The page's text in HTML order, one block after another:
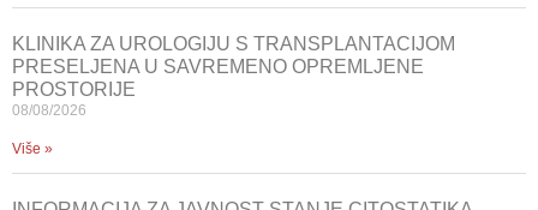
KLINIKA ZA UROLOGIJU S TRANSPLANTACIJOM
PRESELJENA U SAVREMENO OPREMLJENE
PROSTORIJE
08/08/2026
Više »